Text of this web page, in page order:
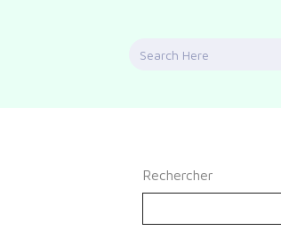
Search
Rechercher